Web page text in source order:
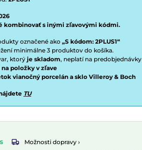
kombinovať s inými zľavovými kódmi.
označené ako „S kódom: 2PLUS1“
minimálne 3 produktov do košíka.
ktorý je skladom, neplatí na predobjednávky
položky v zľave
vianočný porcelán a sklo Villeroy & Boch
TU
Možnosti dopravy ›